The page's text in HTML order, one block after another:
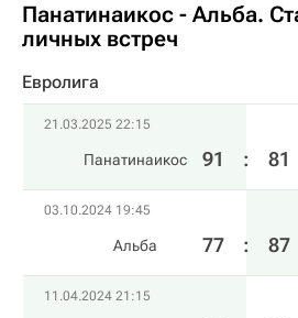
Панатинаикос - Альба.
личных встреч
Евролига
21.03.2025 22:15
Панатинаикос 91 : 81
03.10.2024 19:45
Альба 77 : 87
11.04.2024 21:15